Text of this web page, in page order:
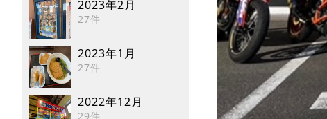
2023年2月
27件
2023年1月
27件
2022年12月
29件